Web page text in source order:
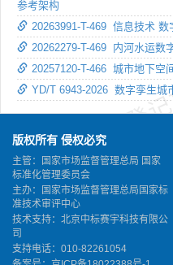
员会自行
参考架构
20263991-T-469 信息技术
20262279-T-469 内河水运数
20257120-T-466 城市地下空
YD/T 6943-2026 数字孪生城
版权所有 侵权必究
主管：国家市场监督管理总局 国家
标准化管理委员会
主办：国家市场监督管理总局国家标
准技术审评中心
技术支持：北京中标赛宇科技有限公
司
支持电话：010-82261054